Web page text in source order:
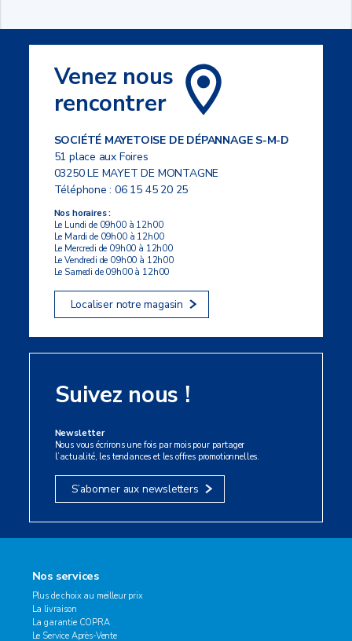
Venez nous
rencontrer
SOCIÉTÉ MAYETOISE DE DÉPANNAGE S-M-D
51 place aux Foires
03250 LE MAYET DE MONTAGNE
Téléphone :06 15 45 20 25
Nos horaires :
Le Lundi de 09h00 à 12h00
Le Mardi de 09h00 à 12h00
Le Mercredi de 09h00 à 12h00
Le Vendredi de 09h00 à 12h00
Le Samedi de 09h00 à 12h00
Localiser notre magasin
Suivez nous !
Newsletter
Nous vous écrirons une fois par mois pour partager
l’actualité, les tendances et les offres promotionnelles.
S’abonner aux newsletters
Nos services
Plus de choix au meilleur prix
La livraison
La garantie COPRA
Le Service Après-Vente